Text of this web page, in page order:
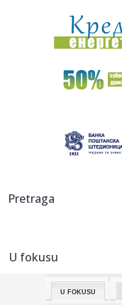
00:01:Na današnji
23:59:U
osobe poginul...
23:54:Aleksić:
23:44:
23:41:
Marinović
Pretraga
U fokusu
U FOKUSU